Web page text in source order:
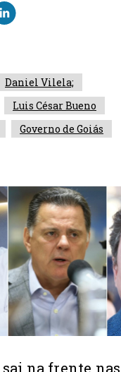
Daniel Vilela;
Luis César Bueno
Governo de Goiás
na frente